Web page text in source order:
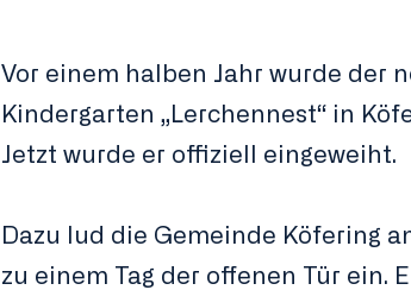
Vor einem halben Jahr wurde der
Kindergarten „Lerchennest“ in
Jetzt wurde er offiziell eingeweiht.
Dazu lud die Gemeinde Köfering
zu einem Tag der offenen Tür ein.